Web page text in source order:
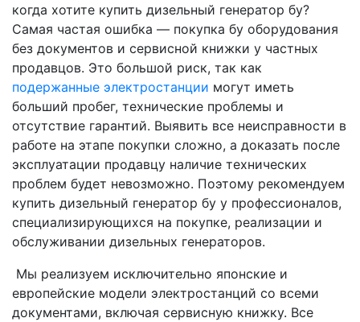
когда хотите купить дизельный генератор бу?
Самая частая ошибка — покупка бу оборудования
без документов и сервисной книжки у частных
продавцов. Это большой риск, так как
подержанные электростанции могут иметь
больший пробег, технические проблемы и
отсутствие гарантий. Выявить все неисправности в
работе на этапе покупки сложно, а доказать после
эксплуатации продавцу наличие технических
проблем будет невозможно. Поэтому рекомендуем
купить дизельный генератор бу у профессионалов,
специализирующихся на покупке, реализации и
обслуживании дизельных генераторов.
Мы реализуем исключительно японские и
европейские модели электростанций со всеми
документами, включая сервисную книжку. Все